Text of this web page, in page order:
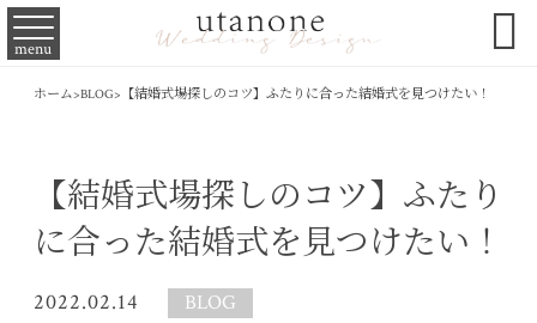
menu 
ホーム>BLOG> 【結婚式場探しのコツ】ふたりに合った結婚式を見つけたい！
【結婚式場探しのコツ】ふたり
に合った結婚式を見つけたい！
2022.02.14 BLOG